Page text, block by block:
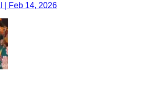
| Feb 14, 2026